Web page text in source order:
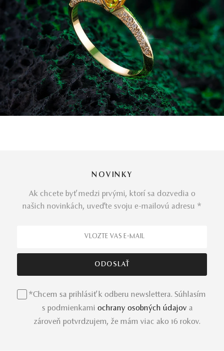
NOVINKY
Ak chcete byť medzi prvými, ktorí sa dozvedia o
našich novinkách, uveďte svoju e-mailovú adresu *
*Chcem sa prihlásiť k odberu newslettera. Súhlasím
s podmienkami ochrany osobných údajov a
zároveň potvrdzujem, že mám viac ako 16 rokov.